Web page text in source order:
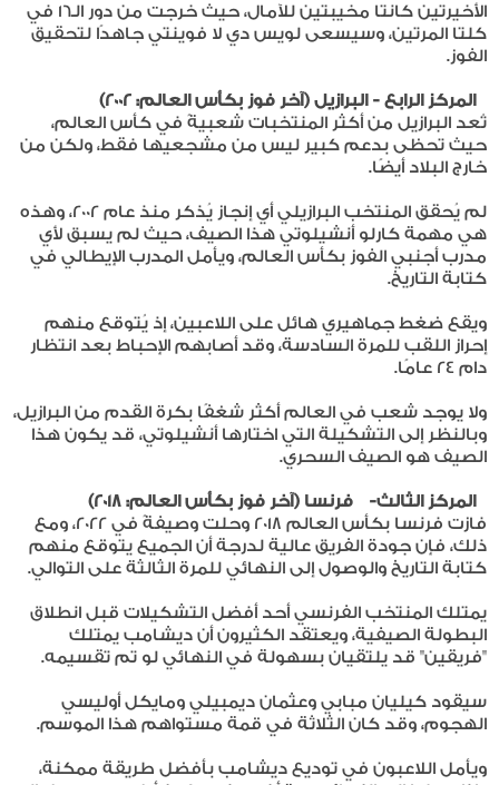
الأخيرتين كانتا مخيبتين للآمال، حيث خرجت من دور الـ16 في
كلتا المرتين، وسيسعى لويس دي لا فوينتي جاهدًا لتحقيق
الفوز.
المركز الرابع - البرازيل (آخر فوز بكأس العالم: 2002)
تُعد البرازيل من أكثر المنتخبات شعبيةً في كأس العالم،
حيث تحظى بدعم كبير ليس من مشجعيها فقط، ولكن من
خارج البلاد أيضًا.
لم يُحقق المنتخب البرازيلي أي إنجاز يُذكر منذ عام 2002، وهذه
هي مهمة كارلو أنشيلوتي هذا الصيف، حيث لم يسبق لأي
مدرب أجنبي الفوز بكأس العالم، ويأمل المدرب الإيطالي في
كتابة التاريخ.
ويقع ضغط جماهيري هائل على اللاعبين، إذ يُتوقع منهم
إحراز اللقب للمرة السادسة، وقد أصابهم الإحباط بعد انتظار
دام 24 عامًا.
ولا يوجد شعب في العالم أكثر شغفًا بكرة القدم من البرازيل،
وبالنظر إلى التشكيلة التي اختارها أنشيلوتي، قد يكون هذا
الصيف هو الصيف السحري.
المركز الثالث- فرنسا (آخر فوز بكأس العالم: 2018)
فازت فرنسا بكأس العالم 2018 وحلت وصيفةً في 2022، ومع
ذلك، فإن جودة الفريق عالية لدرجة أن الجميع يتوقع منهم
كتابة التاريخ والوصول إلى النهائي للمرة الثالثة على التوالي.
يمتلك المنتخب الفرنسي أحد أفضل التشكيلات قبل انطلاق
البطولة الصيفية، ويعتقد الكثيرون أن ديشامب يمتلك
"فريقين" قد يلتقيان بسهولة في النهائي لو تم تقسيمه.
سيقود كيليان مبابي وعثمان ديمبيلي ومايكل أوليسي
الهجوم، وقد كان الثلاثة في قمة مستواهم هذا الموسم.
ويأمل اللاعبون في توديع ديشامب بأفضل طريقة ممكنة،